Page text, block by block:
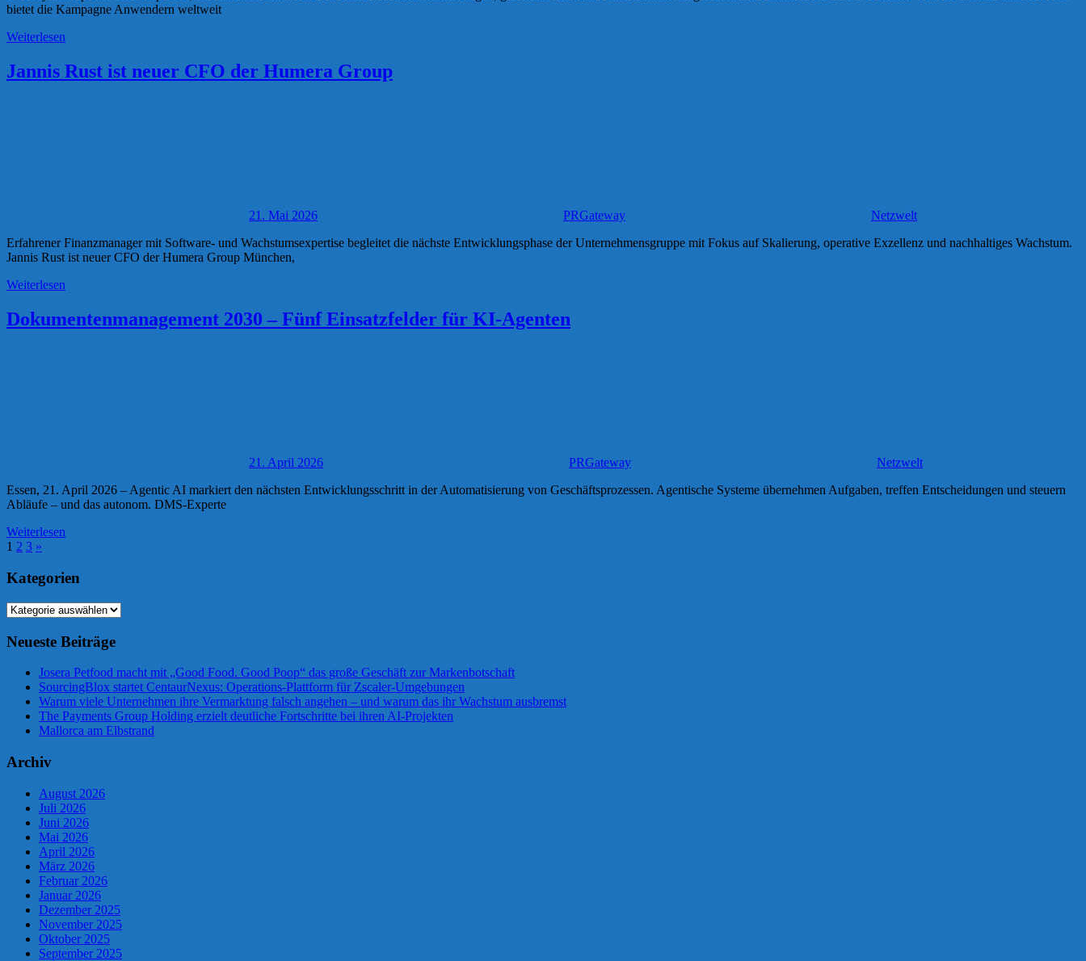
bietet die Kampagne Anwendern weltweit
Weiterlesen
Jannis Rust ist neuer CFO der Humera Group
21. Mai 2026 PRGateway
Netzwelt
Erfahrener Finanzmanager mit Software- und Wachstumsexpertise begleitet die nächste Entwicklungsphase der Unternehmensgruppe mit Fokus auf Skalierung, operative Exzellenz und nachhaltiges Wachstum.
Jannis Rust ist neuer CFO der Humera Group München,
Weiterlesen
Dokumentenmanagement 2030 – Fünf Einsatzfelder für KI-Agenten
21. April 2026 PRGateway
Netzwelt
Essen, 21. April 2026 – Agentic AI markiert den nächsten Entwicklungsschritt in der Automatisierung von Geschäftsprozessen. Agentische Systeme übernehmen Aufgaben, treffen Entscheidungen und steuern
Abläufe – und das autonom. DMS-Experte
Weiterlesen
Seitennummerierung
der
Beiträge
1 2 3 Nächste
»
Kategorien
Kategorien
Neueste Beiträge
Josera Petfood macht mit „Good Food. Good Poop“ das große Geschäft zur Markenbotschaft
SourcingBlox startet CentaurNexus: Operations-Plattform für Zscaler-Umgebungen
Warum viele Unternehmen ihre Vermarktung falsch angehen – und warum das ihr Wachstum ausbremst
The Payments Group Holding erzielt deutliche Fortschritte bei ihren AI-Projekten
Mallorca am Elbstrand
Archiv
August 2026
Juli 2026
Juni 2026
Mai 2026
April 2026
März 2026
Februar 2026
Januar 2026
Dezember 2025
November 2025
Oktober 2025
September 2025